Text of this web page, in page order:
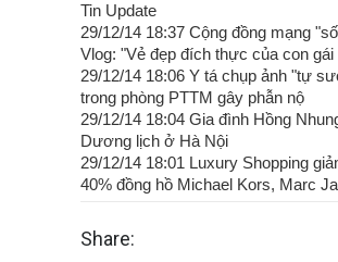
Tin Update
29/12/14 18:37 Cộng đồng mạng
Vlog: "Vẻ đẹp đích thực của con gái
29/12/14 18:06 Y tá chụp ảnh "tự
trong phòng PTTM gây phẫn nộ
29/12/14 18:04 Gia đình Hồng
Dương lịch ở Hà Nội
29/12/14 18:01 Luxury Shopping
40% đồng hồ Michael Kors, Marc
Share: